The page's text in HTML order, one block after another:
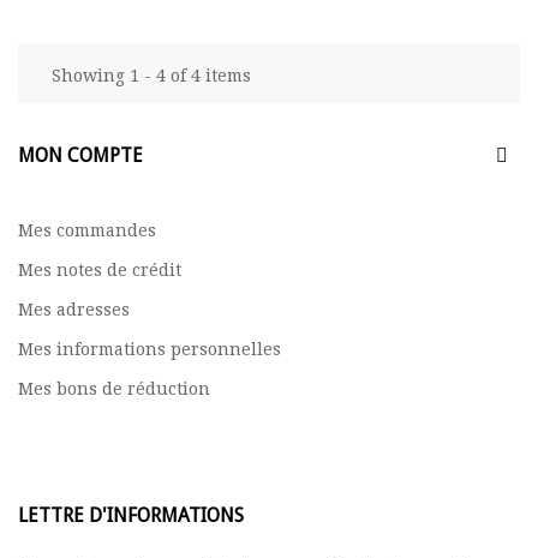
Showing 1 - 4 of 4 items
MON COMPTE
Mes commandes
Mes notes de crédit
Mes adresses
Mes informations personnelles
Mes bons de réduction
LETTRE D'INFORMATIONS